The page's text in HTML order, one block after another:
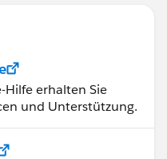
Hilfe erhalten Sie
und Unterstützung.